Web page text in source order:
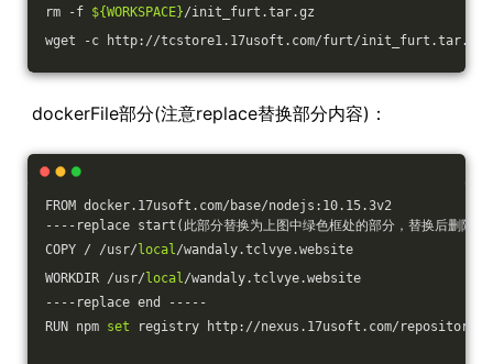
rm -f ${WORKSPACE}/init_furt.tar.gz
wget -c http://tcstore1.17usoft.com/furt/init_furt.tar.gz
dockerFile部分(注意replace替换部分内容)：
FROM docker.17usoft.com/base/nodejs:10.15.3v2
----replace start(此部分替换为上图中绿色框处的部分，替换后删除
COPY / /usr/ local/wandaly.tclvye.website
WORKDIR /usr/ local/wandaly.tclvye.website
----replace end -----
RUN npm set registry http://nexus.17usoft.com/repository/